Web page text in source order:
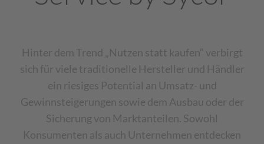
Hinter dem Trend „Nutzen statt kaufen“ verbirgt
sich für viele traditionelle Hersteller und Händler
ein riesiges Potential an Umsatz- und
Gewinnsteigerungen sowie dem Ausbau oder der
Sicherung von Marktanteilen. Sowohl
Konsumenten als auch Unternehmen entdecken